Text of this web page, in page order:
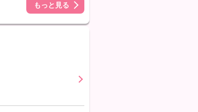
もっと見る